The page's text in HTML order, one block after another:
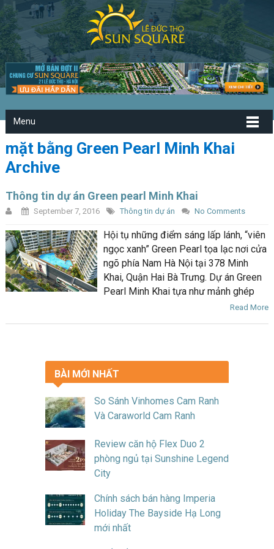
Menu
mặt bằng Green Pearl Minh Khai
Archive
Thông tin dự án Green pearl Minh Khai
September 7, 2016 Thông tin dự án No Comments
Hội tụ những điểm sáng lấp lánh, “viên
ngọc xanh” Green Pearl tọa lạc nơi cửa
ngõ phía Nam Hà Nội tại 378 Minh
Khai, Quận Hai Bà Trưng. Dự án Green
Pearl Minh Khai tựa như mảnh ghép
Read More
BÀI MỚI NHẤT
So Sánh Vinhomes Cam Ranh
Và Caraworld Cam Ranh
Review căn hộ Flex Duo 2
phòng ngủ tại Sunshine Legend
City
Chính sách bán hàng Imperia
Holiday The Bayside Hạ Long
mới nhất